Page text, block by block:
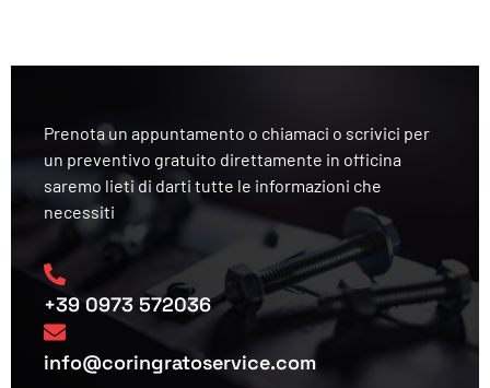
Prenota un appuntamento o chiamaci o scrivici per
un preventivo gratuito direttamente in officina
saremo lieti di darti tutte le informazioni che
necessiti
+39 0973 572036
info@coringratoservice.com